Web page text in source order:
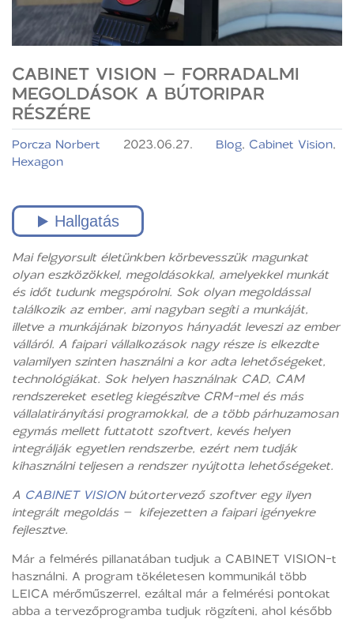
CABINET VISION – FORRADALMI
MEGOLDÁSOK A BÚTORIPAR
RÉSZÉRE
Porcza Norbert 2023.06.27. Blog, Cabinet Vision,
Hexagon
Mai felgyorsult életünkben körbevesszük magunkat
olyan eszközökkel, megoldásokkal, amelyekkel munkát
és időt tudunk megspórolni. Sok olyan megoldással
találkozik az ember, ami nagyban segíti a munkáját,
illetve a munkájának bizonyos hányadát leveszi az ember
válláról. A faipari vállalkozások nagy része is elkezdte
valamilyen szinten használni a kor adta lehetőségeket,
technológiákat. Sok helyen használnak CAD, CAM
rendszereket esetleg kiegészítve CRM-mel és más
vállalatirányítási programokkal, de a több párhuzamosan
egymás mellett futtatott szoftvert, kevés helyen
integrálják egyetlen rendszerbe, ezért nem tudják
kihasználni teljesen a rendszer nyújtotta lehetőségeket.
A CABINET VISIONbútortervező szoftver egy ilyen
integrált megoldás – kifejezetten a faipari igényekre
fejlesztve.
Már a felmérés pillanatában tudjuk a CABINET VISION-t
használni. A program tökéletesen kommunikál több
LEICA mérőműszerrel, ezáltal már a felmérési pontokat
abba a tervezőprogramba tudjuk rögzíteni, ahol később